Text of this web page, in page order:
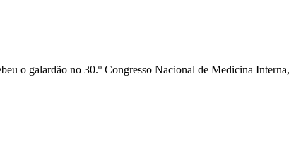
o galardão no 30.º Congresso Nacional de Medicina Interna,